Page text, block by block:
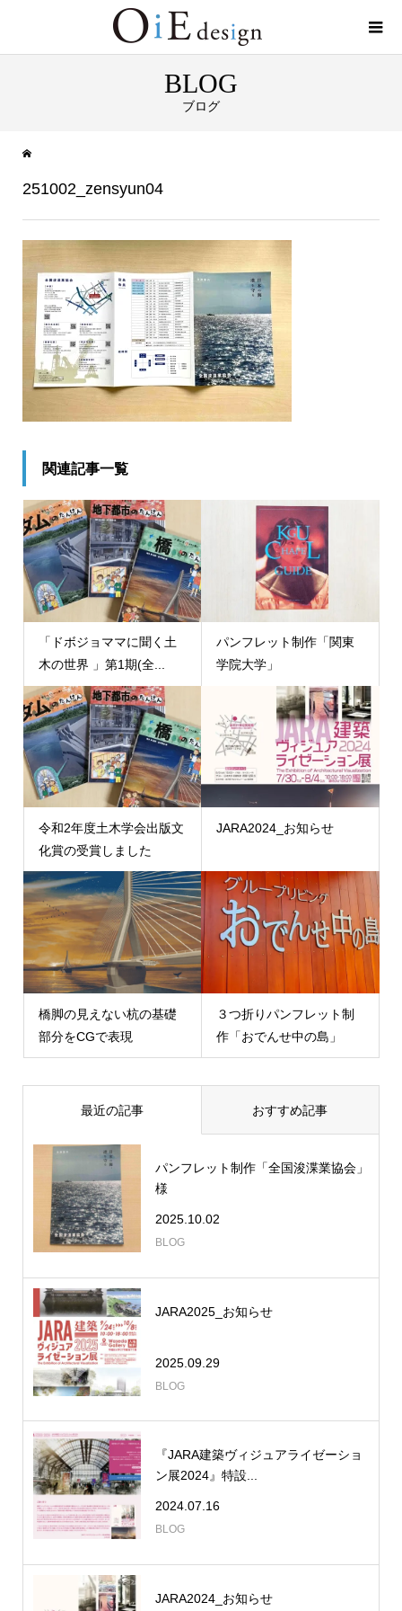
BLOG
ブログ
251002_zensyun04
関連記事一覧
「ドボジョママに聞く土
木の世界 」第1期(全...
パンフレット制作「関東
学院大学」
令和2年度土木学会出版文
化賞の受賞しました
JARA2024_お知らせ
橋脚の見えない杭の基礎
部分をCGで表現
３つ折りパンフレット制
作「おでんせ中の島」
最近の記事 おすすめ記事
パンフレット制作「全国浚渫業協会」
様
2025.10.02
BLOG
JARA2025_お知らせ
2025.09.29
BLOG
『JARA建築ヴィジュアライゼーショ
ン展2024』特設...
2024.07.16
BLOG
JARA2024_お知らせ